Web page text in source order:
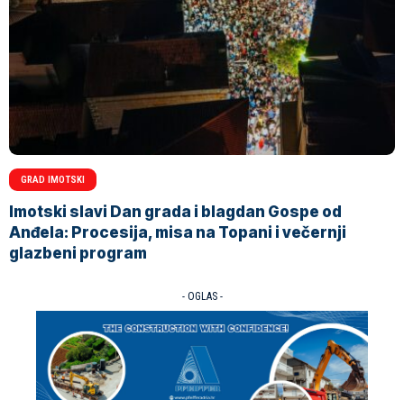
GRAD IMOTSKI
Imotski slavi Dan grada i blagdan Gospe od
Anđela: Procesija, misa na Topani i večernji
glazbeni program
- OGLAS -